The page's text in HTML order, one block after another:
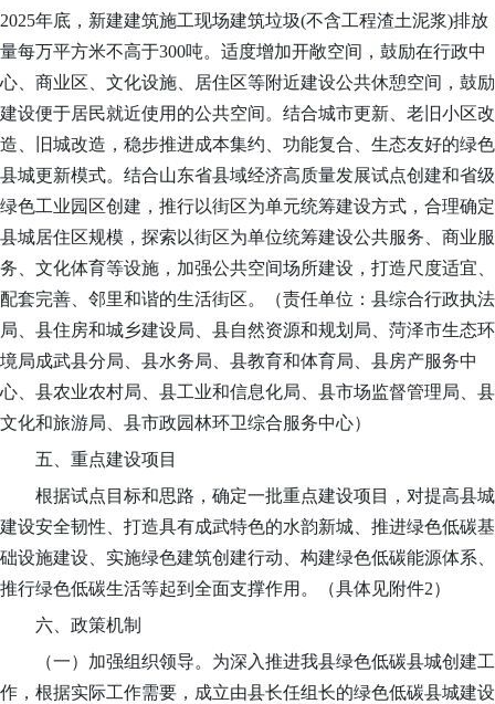
2025年底，新建建筑施工现场建筑垃圾(不含工程渣土泥浆)排放
量每万平方米不高于300吨。适度增加开敞空间，鼓励在行政中
心、商业区、文化设施、居住区等附近建设公共休憩空间，鼓励
建设便于居民就近使用的公共空间。结合城市更新、老旧小区改
造、旧城改造，稳步推进成本集约、功能复合、生态友好的绿色
县城更新模式。 结合山东省县域经济高质量发展试点创建和省级
绿色工业园区创建， 推行以街区为单元统筹建设方式，合理确定
县城居住区规模，探索以街区为单位统筹建设公共服务、商业服
务、文化体育等设施，加强公共空间场所建设，打造尺度适宜、
配套完善、邻里和谐的生活街区。
（责任单位：县综合行政执法
局、县住房和城乡建设局、县自然资源和规划局、 菏泽市生态环
境局成武县分局 、县水务局、县教育和体育局 、县房产服务中
心
县农业农村局 、县工业和信息化局 、县市场监督管理局、 县
文化和旅游局、县市政园林环卫综合服务中心）
五、重点建设项目
根据试点目标和思路，确定一批重点建设项目，对提高县城
建设安全韧性、打造具有成武特色的水韵新城、推进绿色低碳基
础设施建设、实施绿色建筑创建行动、构建绿色低碳能源体系、
推行绿色低碳生活等起到全面支撑作用。（具体见附件2）
六、政策机制
（一）加强组织领导。 为深入推进我县绿色低碳县城创建工
作，根据实际工作需要，成立由县长任组长的绿色低碳县城建设